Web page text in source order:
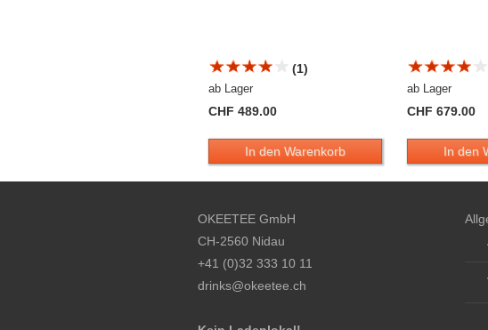
(1)
ab Lager
CHF 489.00
In den Warenkorb
ab Lager
CHF 679.00
In den
Footer content
OKEETEE GmbH
CH-2560 Nidau
+41 (0)32 333 10 11
drinks@okeetee.ch